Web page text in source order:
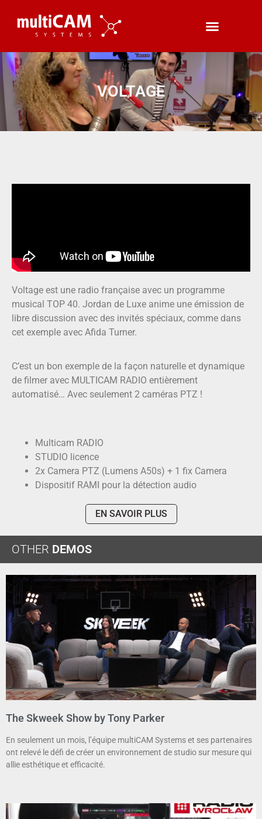
VOLTAGE
Voltage est une radio française avec un programme
musical TOP 40. Jordan de Luxe anime une émission de
libre discussion avec des invités spéciaux, comme dans
cet exemple avec Afida Turner.
C’est un bon exemple de la façon naturelle et dynamique
de filmer avec MULTICAM RADIO entièrement
automatisé… Avec seulement 2 caméras PTZ !
Multicam RADIO
STUDIO licence
2x Camera PTZ (Lumens A50s) + 1 fix Camera
Dispositif RAMI pour la détection audio
EN SAVOIR PLUS
OTHER DEMOS
The Skweek Show by Tony Parker
En seulement un mois, l’équipe multiCAM Systems et ses partenaires
ont relevé le défi de créer un environnement de studio sur mesure qui
allie esthétique et efficacité.